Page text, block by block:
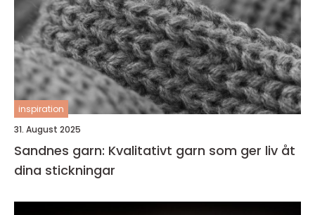
inspiration
31. August 2025
Sandnes garn: Kvalitativt garn som ger liv åt
dina stickningar